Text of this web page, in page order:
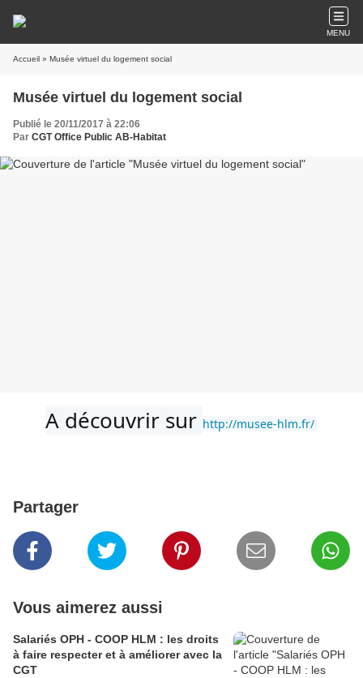
MENU
Accueil » Musée virtuel du logement social
Musée virtuel du logement social
Publié le 20/11/2017 à 22:06
Par CGT Office Public AB-Habitat
A découvrir sur http://musee-hlm.fr/
Partager
Vous aimerez aussi
Salariés OPH - COOP HLM : les droits
à faire respecter et à améliorer avec la
CGT